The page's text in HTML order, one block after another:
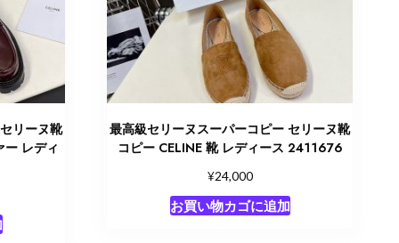
リーヌ靴
レディ
最高級セリーヌスーパーコピー セリーヌ靴
コピー CELINE 靴 レディース 2411676
¥24,000
お買い物カゴに追加